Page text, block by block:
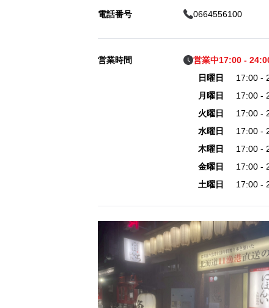
電話番号 0664556100
営業時間 営業中17:00 -
日曜日
17:00 -
月曜日
17:00 -
火曜日
17:00 -
水曜日
17:00 -
木曜日
17:00 -
金曜日
17:00 -
土曜日
17:00 -